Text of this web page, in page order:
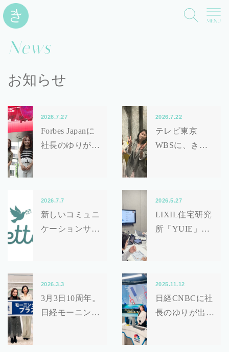
News
お知らせ
2026.7.27
Forbes Japanに
社長のゆりが掲
2026.7.22
テレビ東京
WBSに、きん
2026.7.7
新しいコミュニ
ケーションサー
リースしまし
た！
2026.5.27
LIXIL住宅研究
所「YUIE」さ
2026.3.3
3月3日10周年。
日経モーニング
2025.11.12
日経CNBCに社
長のゆりが出演